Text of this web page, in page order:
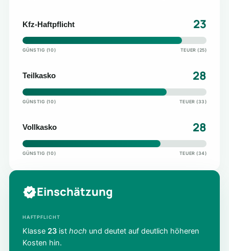
Kfz-Haftpflicht 23
GÜNSTIG (10) TEUER (25)
Teilkasko 28
GÜNSTIG (10) TEUER (33)
Vollkasko 28
GÜNSTIG (10) TEUER (34)
Einschätzung
HAFTPFLICHT
Klasse 23ist hoch und deutet auf deutlich höheren
Kosten hin.